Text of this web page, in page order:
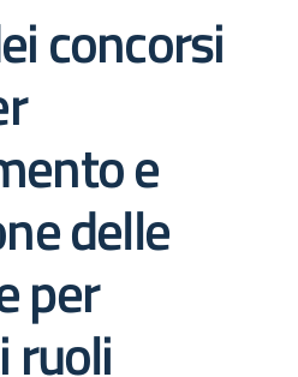
concorsi
e
delle
per
ruoli